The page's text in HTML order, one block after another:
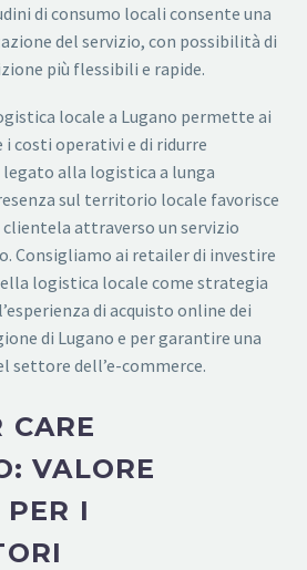
di consumo locali consente una
del servizio, con possibilità di
più flessibili e rapide.
locale a Lugano permette ai
costi operativi e di ridurre
alla logistica a lunga
sul territorio locale favorisce
attraverso un servizio
Consigliamo ai retailer di investire
logistica locale come strategia
di acquisto online dei
di Lugano e per garantire una
settore dell’e-commerce.
CARE
VALORE
I